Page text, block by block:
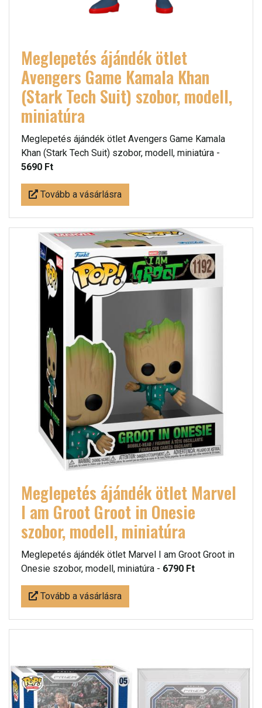
Meglepetés ájándék ötlet
Avengers Game Kamala Khan
(Stark Tech Suit) szobor, modell,
miniatúra
Meglepetés ájándék ötlet Avengers Game Kamala
Khan (Stark Tech Suit) szobor, modell, miniatúra -
5690 Ft
Tovább a vásárlásra
Meglepetés ájándék ötlet Marvel
I am Groot Groot in Onesie
szobor, modell, miniatúra
Meglepetés ájándék ötlet Marvel I am Groot Groot in
Onesie szobor, modell, miniatúra - 6790 Ft
Tovább a vásárlásra